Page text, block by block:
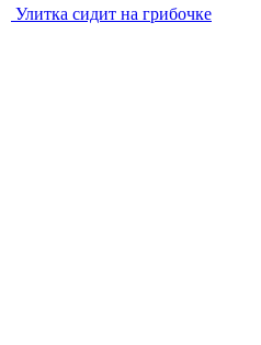
Улитка сидит на грибочке